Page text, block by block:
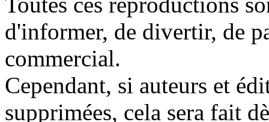
d'informer, de divertir, de
commercial.
Cependant, si auteurs et
supprimées, cela sera fait